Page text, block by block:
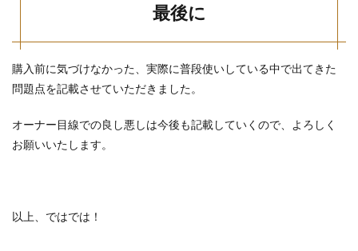
最後に
購入前に気づけなかった、実際に普段使いしている中で出てきた
問題点を記載させていただきました。
オーナー目線での良し悪しは今後も記載していくので、よろしく
お願いいたします。
以上、ではでは！